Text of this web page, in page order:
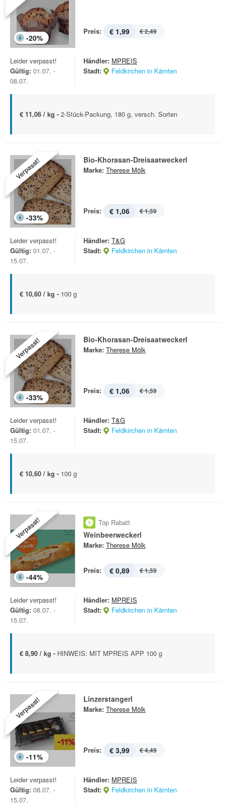
-20%
Preis: € 1,99 € 2,49
Leider verpasst!
Gültig: 01.07. -
08.07.
Händler: MPREIS
Stadt:
Feldkirchen in Kärnten
€ 11,06 / kg - 2-Stück-Packung, 180 g, versch. Sorten
Verpasst!
-33%
Bio-Khorasan-Dreisaatweckerl
Marke: Therese Mölk
Preis: € 1,06 € 1,59
Leider verpasst!
Gültig: 01.07. -
15.07.
Händler: T&G
Stadt:
Feldkirchen in Kärnten
€ 10,60 / kg - 100 g
Verpasst!
-33%
Bio-Khorasan-Dreisaatweckerl
Marke: Therese Mölk
Preis: € 1,06 € 1,59
Leider verpasst!
Gültig: 01.07. -
15.07.
Händler: T&G
Stadt:
Feldkirchen in Kärnten
€ 10,60 / kg - 100 g
Verpasst!
-44%
Top Rabatt
Weinbeerweckerl
Marke: Therese Mölk
Preis: € 0,89 € 1,59
Leider verpasst!
Gültig: 08.07. -
15.07.
Händler: MPREIS
Stadt:
Feldkirchen in Kärnten
€ 8,90 / kg - HINWEIS: MIT MPREIS APP 100 g
Verpasst!
-11%
Linzerstangerl
Marke: Therese Mölk
Preis: € 3,99 € 4,49
Leider verpasst!
Gültig: 08.07. -
15.07.
Händler: MPREIS
Stadt:
Feldkirchen in Kärnten